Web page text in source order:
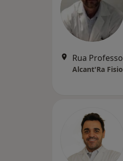
Alcant'Ra Fisio